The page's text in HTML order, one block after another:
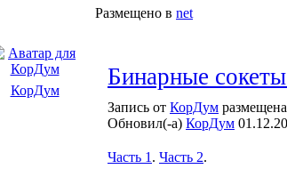
Размещено в net
КорДум
Бинарные
Запись от КорДум
Обновил(-а) КорДум
Часть 1 . Часть 2.